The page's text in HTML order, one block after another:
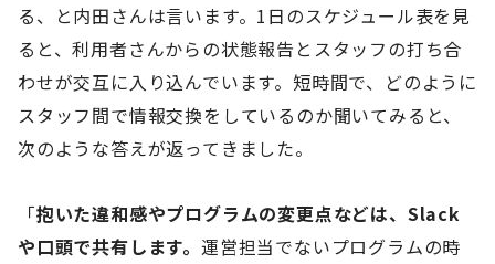
る、と内田さんは言います。1日のスケジュール表を見
ると、利用者さんからの状態報告とスタッフの打ち合
わせが交互に入り込んでいます。短時間で、どのように
スタッフ間で情報交換をしているのか聞いてみると、
次のような答えが返ってきました。
「抱いた違和感やプログラムの変更点などは、Slack
や口頭で共有します。 運営担当でないプログラムの時